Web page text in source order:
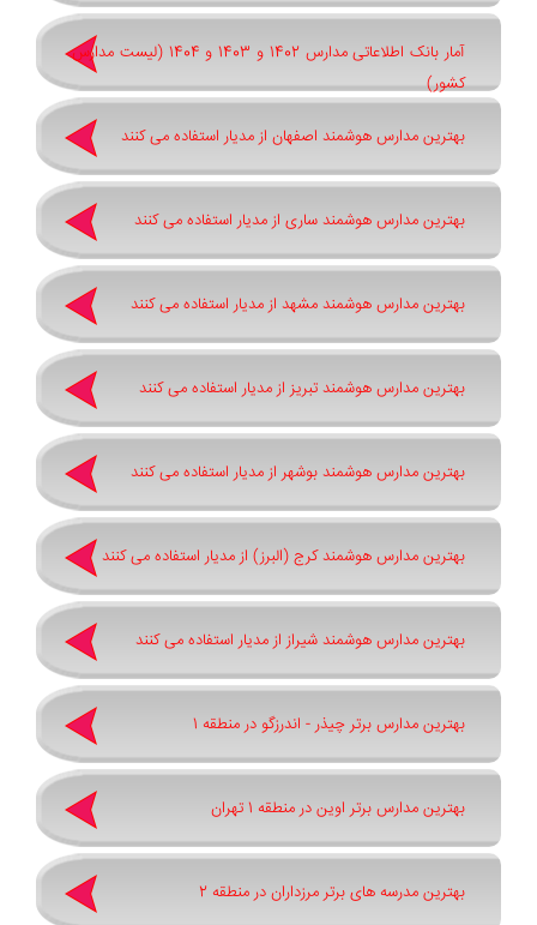
آمار بانک اطلاعاتی مدارس 1402 و 1403 و 1404 (لیست مدارس
کشور)
بهترین مدارس هوشمند اصفهان از مدیار استفاده می کنند
بهترین مدارس هوشمند ساری از مدیار استفاده می کنند
بهترین مدارس هوشمند مشهد از مدیار استفاده می کنند
بهترین مدارس هوشمند تبریز از مدیار استفاده می کنند
بهترین مدارس هوشمند بوشهر از مدیار استفاده می کنند
بهترین مدارس هوشمند کرج (البرز) از مدیار استفاده می کنند
بهترین مدارس هوشمند شیراز از مدیار استفاده می کنند
بهترین مدارس برتر چیذر - اندرزگو در منطقه 1
بهترین مدارس برتر اوین در منطقه 1 تهران
بهترین مدرسه های برتر مرزداران در منطقه 2